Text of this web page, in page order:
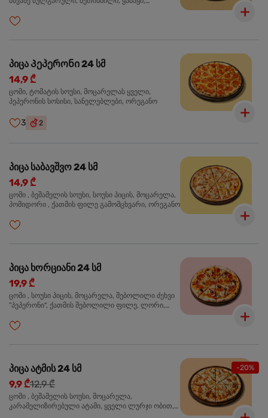
ორეგანო
პიცა Პეპერონი 24 სმ
14,9 ₾
ცომი, ტომატის სოუსი, მოცარელას ყველი,
პეპერონის სოსისი, სანელებლები, ორეგანო
3 2
პიცა საბავშვო 24 სმ
14,9 ₾
ცომი , ბეშამელის სოუსი, სოუსი პიცის, მოცარელა,
პომიდორი , ქათმის ფილე გამომცხვარი, ორეგანო
პიცა ხორციანი 24 სმ
19,9 ₾
ცომი , სოუსი პიცის, მოცარელა, შებოლილი ძეხვი
"პეპერონი", ქათმის შებოლილი ფილე, ლორი,
-20%
პიცა ატმის 24 სმ
9,9 ₾12,9 ₾
ცომი , ბეშამელის სოუსი, მოცარელა,
კარამელიზირებული ატამი, ყველი ლურჯი ობით,